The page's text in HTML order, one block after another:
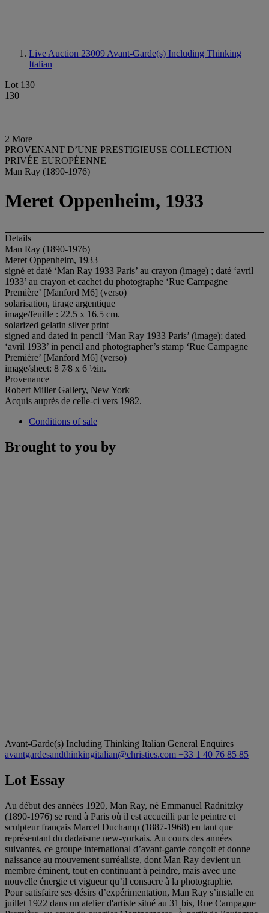
Live Auction 23009 Avant-Garde(s) Including Thinking
Italian
Lot 130
130
2 More
PROVENANT D’UNE PRESTIGIEUSE COLLECTION
PRIVÉE EUROPÉENNE
Man Ray (1890-1976)
Meret Oppenheim, 1933
Details
Man Ray (1890-1976)
Meret Oppenheim, 1933
signé et daté ‘Man Ray 1933 Paris’ au crayon (image) ; daté ‘avril
1933’ au crayon et cachet du photographe ‘Rue Campagne
Première’ [Manford M6] (verso)
solarisation, tirage argentique
image/feuille : 22.5 x 16.5 cm.
solarized gelatin silver print
signed and dated in pencil ‘Man Ray 1933 Paris’ (image); dated
‘avril 1933’ in pencil and photographer’s stamp ‘Rue Campagne
Première’ [Manford M6] (verso)
image/sheet: 8 7⁄8 x 6 ½in.
Provenance
Robert Miller Gallery, New York
Acquis auprès de celle-ci vers 1982.
Conditions of sale
Brought to you by
Avant-Garde(s) Including Thinking Italian General Enquires
avantgardesandthinkingitalian@christies.com +33 1 40 76 85 85
Lot Essay
Au début des années 1920, Man Ray, né Emmanuel Radnitzky
(1890-1976) se rend à Paris où il est accueilli par le peintre et
sculpteur français Marcel Duchamp (1887-1968) en tant que
représentant du dadaïsme new-yorkais. Au cours des années
suivantes, ce groupe international d’avant-garde conçoit et donne
naissance au mouvement surréaliste, dont Man Ray devient un
membre éminent, tout en continuant à peindre, mais avec une
nouvelle énergie et vigueur qu’il consacre à la photographie.
Pour satisfaire ses désirs d’expérimentation, Man Ray s’installe en
juillet 1922 dans un atelier d'artiste situé au 31 bis, Rue Campagne